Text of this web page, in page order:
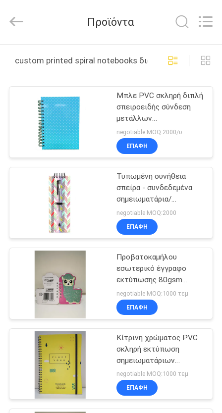
ΠΡΟΪΌΝΤΑ
ΠΕΡΊΠΟΥ
ΕΜΕΊΣ
ΓΎΡΟΣ
ΕΡΓΟΣΤΑΣΊΩΝ
ΠΟΙΟΤΙΚΌΣ
ΈΛΕΓΧΟΣ
ΕΛΆΤΕ
ΜΕ
ΖΗΤΉΣΤΕ
ΑΠΌΣΠΑΣΜΑ
printing
co.,LTD.
Reserved.
Προϊόντα
custom printed spiral notebooks διαδικτυακή
Μπλε PVC σκληρή διπλή
σπειροειδής σύνδεση
μετάλλων
σημειωματάριων
κάλυψης τυπωμένη
συνήθεια σπειροειδής
negotiable MOQ:2000/υ
ΕΠΑΦΉ
Τυπωμένη συνήθεια
σπείρα - συνδεδεμένα
σημειωματάρια/
εξατομικευμένες
σημειωματάρια και
μάνδρες χαρτικών
negotiable MOQ:2000
ΕΠΑΦΉ
Προβατοκαμήλου
εσωτερικό έγγραφο
εκτύπωσης 80gsm
σημειωματάριων
συνήθειας διπλό
σπειροειδές
negotiable MOQ:1000 τεμ
ΕΠΑΦΉ
Κίτρινη χρώματος PVC
σκληρή εκτύπωση
σημειωματάριων
κάλυψης σπειροειδής για
το προωθητικό δώρο
negotiable MOQ:1000 τεμ
ΕΠΑΦΉ